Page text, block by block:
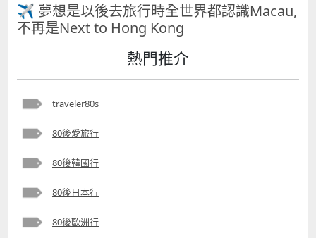
✈ 夢想是以後去旅行時全世界都認識Macau,
不再是Next to Hong Kong
熱門推介
traveler80s
80後愛旅行
80後韓國行
80後日本行
80後歐洲行